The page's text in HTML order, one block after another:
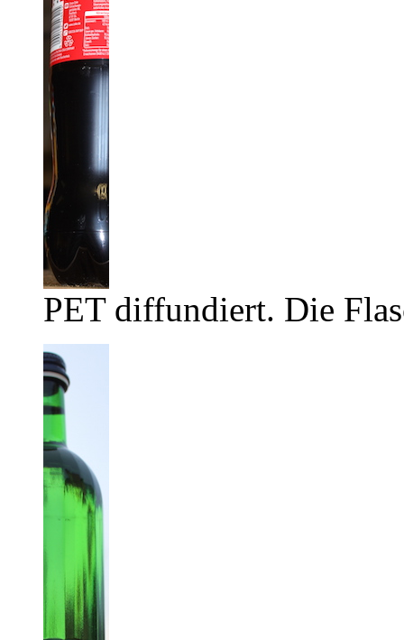
PET diffundiert. Die